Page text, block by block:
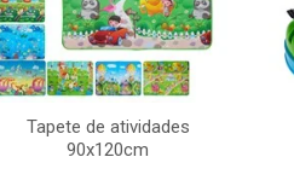
Tapete de atividades
90x120cm